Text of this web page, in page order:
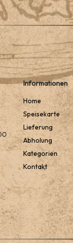
Informationen
Home
Speisekarte
Lieferung
Abholung
Kategorien
Kontakt